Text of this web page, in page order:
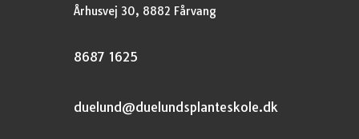
Århusvej 30, 8882 Fårvang
8687 1625
duelund@duelundsplanteskole.dk